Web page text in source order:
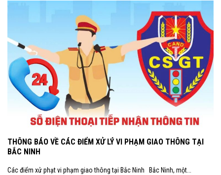
THÔNG BÁO VỀ CÁC ĐIỂM XỬ LÝ VI PHẠM GIAO THÔNG TẠI
BẮC NINH
Các điểm xử phạt vi phạm giao thông tại Bắc Ninh Bắc Ninh, một...